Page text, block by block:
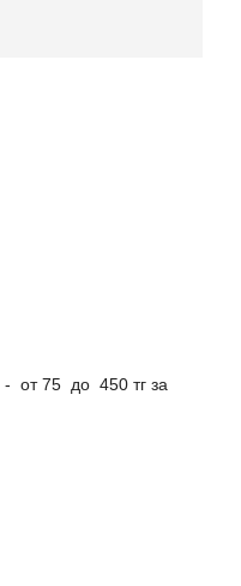
- от 75 до 450 тг за